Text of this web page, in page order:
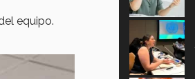
equipo.